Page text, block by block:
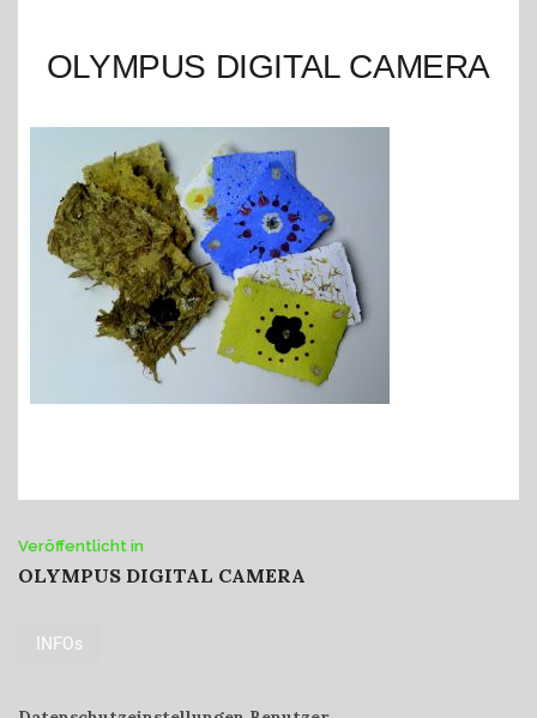
OLYMPUS DIGITAL CAMERA
Beitrags-
Veröffentlicht in
OLYMPUS DIGITAL CAMERA
INFOs